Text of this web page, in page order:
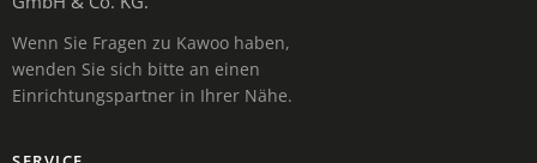
Wenn Sie Fragen zu Kawoo haben,
wenden Sie sich bitte an einen
Einrichtungspartner in Ihrer Nähe.